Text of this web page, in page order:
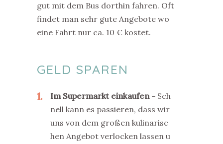
gut mit dem Bus dorthin fahren. Oft
findet man sehr gute Angebote wo
eine Fahrt nur ca. 10 € kostet.
GELD SPAREN
1 Im Supermarkt einkaufen
Sch
nell kann es passieren, dass wir
uns von dem großen kulinarisc
hen Angebot verlocken lassen u